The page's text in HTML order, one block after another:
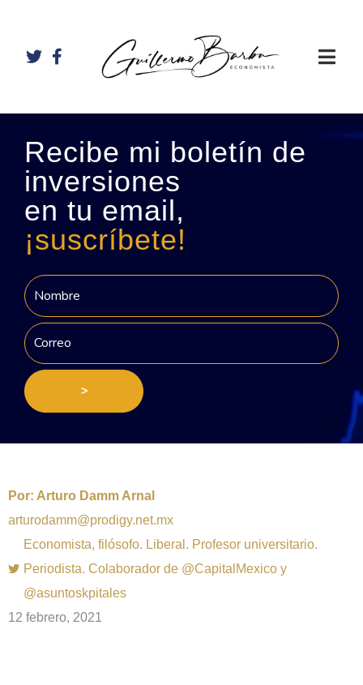
Recibe mi boletín de
inversiones
en tu email,
¡suscríbete!
>
Por: Arturo Damm Arnal
arturodamm@prodigy.net.mx
Economista, filósofo. Liberal. Profesor universitario.
Periodista. Colaborador de @CapitalMexico y
@asuntoskpitales
12 febrero, 2021